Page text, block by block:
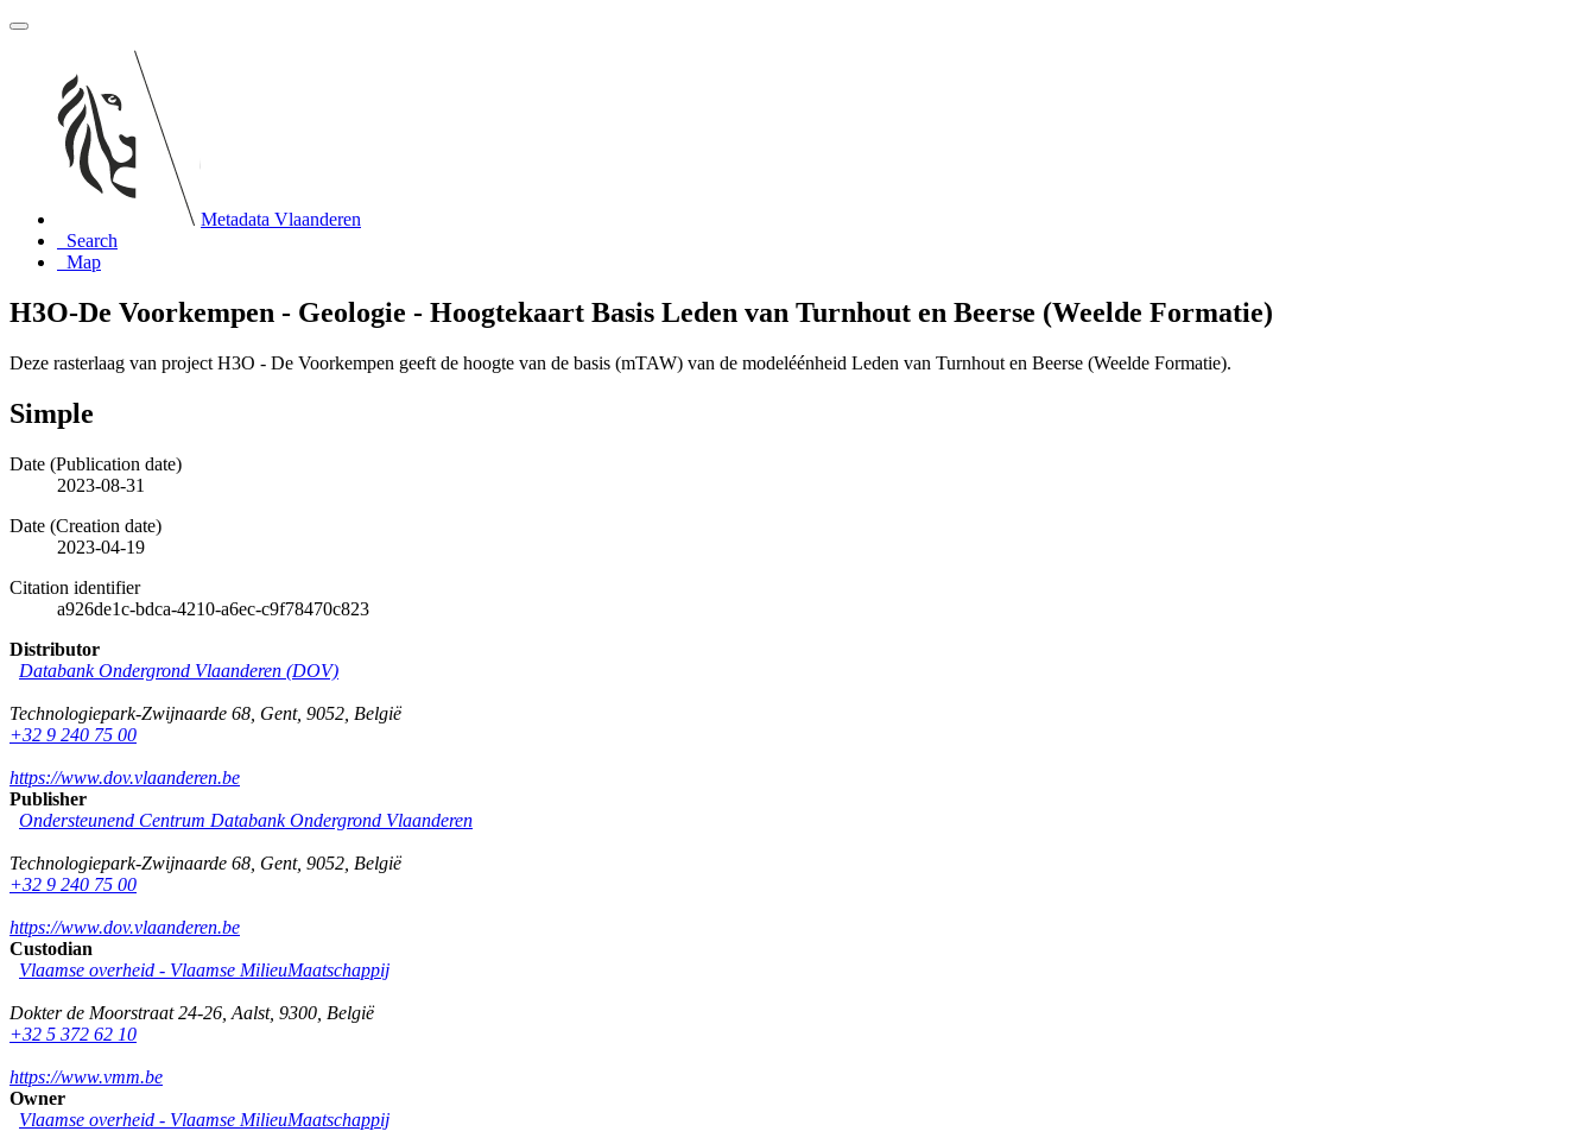
Metadata Vlaanderen
Search
Map
H3O-De Voorkempen - Geologie - Hoogtekaart Basis Leden van Turnhout en Beerse (Weelde Formatie)
Deze rasterlaag van project H3O - De Voorkempen geeft de hoogte van de basis (mTAW) van de modeléénheid Leden van Turnhout en Beerse (Weelde Formatie).
Simple
Date (Publication date)
2023-08-31
Date (Creation date)
2023-04-19
Citation identifier
a926de1c-bdca-4210-a6ec-c9f78470c823
Distributor
Databank Ondergrond Vlaanderen (DOV)
Technologiepark-Zwijnaarde 68 Gent, 9052 België
+32 9 240 75 00
https://www.dov.vlaanderen.be
Publisher
Ondersteunend Centrum Databank Ondergrond Vlaanderen
Technologiepark-Zwijnaarde 68 Gent, 9052 België
+32 9 240 75 00
https://www.dov.vlaanderen.be
Custodian
Vlaamse overheid - Vlaamse MilieuMaatschappij
Dokter de Moorstraat 24-26 Aalst, 9300 België
+32 5 372 62 10
https://www.vmm.be
Owner
Vlaamse overheid - Vlaamse MilieuMaatschappij